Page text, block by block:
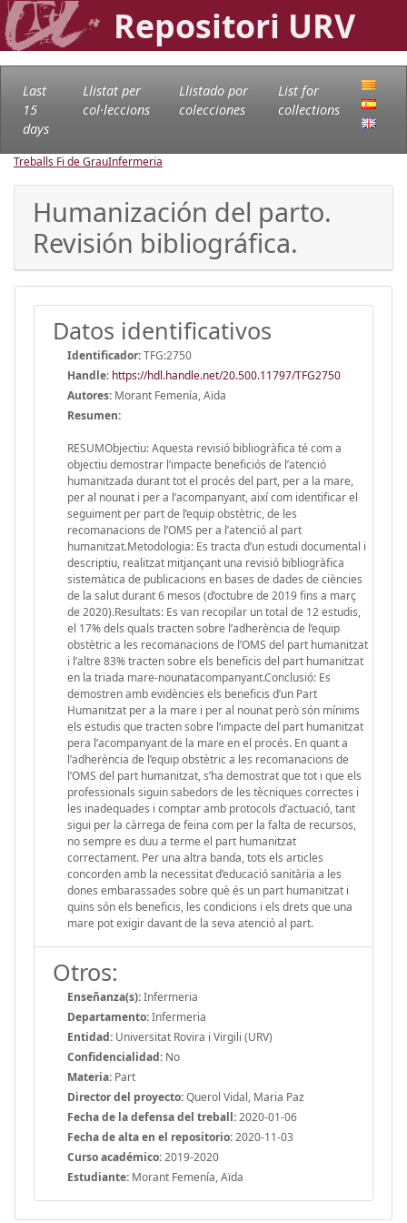
Repositori URV
Last
15
days
Llistat per
col·leccions
Llistado por
colecciones
List for
collections
Treballs Fi de GrauInfermeria
Humanización del parto.
Revisión bibliográfica.
Datos identificativos
Identificador:TFG:2750
Handle: https://hdl.handle.net/20.500.11797/TFG2750
Autores: Morant Femenía, Aïda
Resumen:
RESUMObjectiu: Aquesta revisió bibliogràfica té com a
objectiu demostrar l’impacte beneficiós de l’atenció
humanitzada durant tot el procés del part, per a la mare,
per al nounat i per a l’acompanyant, així com identificar el
seguiment per part de l’equip obstètric, de les
recomanacions de l’OMS per a l’atenció al part
humanitzat.Metodologia: Es tracta d’un estudi documental i
descriptiu, realitzat mitjançant una revisió bibliogràfica
sistemàtica de publicacions en bases de dades de ciències
de la salut durant 6 mesos (d’octubre de 2019 fins a març
de 2020).Resultats: Es van recopilar un total de 12 estudis,
el 17% dels quals tracten sobre l’adherència de l’equip
obstètric a les recomanacions de l’OMS del part humanitzat
i l’altre 83% tracten sobre els beneficis del part humanitzat
en la triada mare-nounatacompanyant.Conclusió: Es
demostren amb evidències els beneficis d’un Part
Humanitzat per a la mare i per al nounat però són mínims
els estudis que tracten sobre l’impacte del part humanitzat
pera l’acompanyant de la mare en el procés. En quant a
l’adherència de l’equip obstètric a les recomanacions de
l’OMS del part humanitzat, s’ha demostrat que tot i que els
professionals siguin sabedors de les tècniques correctes i
les inadequades i comptar amb protocols d’actuació, tant
sigui per la càrrega de feina com per la falta de recursos,
no sempre es duu a terme el part humanitzat
correctament. Per una altra banda, tots els articles
concorden amb la necessitat d’educació sanitària a les
dones embarassades sobre què és un part humanitzat i
quins són els beneficis, les condicions i els drets que una
mare pot exigir davant de la seva atenció al part.
Otros:
Enseñanza(s):Infermeria
Departamento:Infermeria
Entidad: Universitat Rovira i Virgili (URV)
Confidencialidad: No
Materia: Part
Director del proyecto:Querol Vidal, Maria Paz
Fecha de la defensa del treball:2020-01-06
Fecha de alta en el repositorio:2020-11-03
Curso académico:2019-2020
Estudiante: Morant Femenía, Aïda